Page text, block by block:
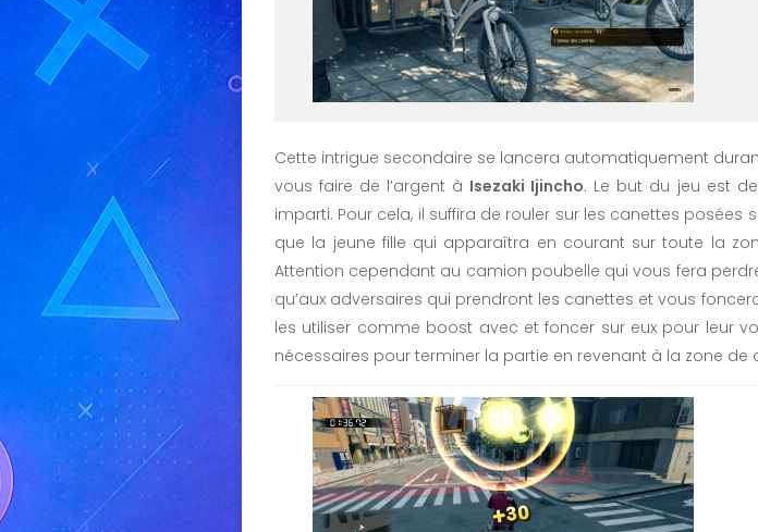
Cette intrigue secondaire se lancera automatiquement
vous faire de l’argent à Isezaki Ijincho. Le but du jeu est
imparti. Pour cela, il suffira de rouler sur les canettes
que la jeune fille qui apparaîtra en courant sur toute la
Attention cependant au camion poubelle qui vous fera
qu’aux adversaires qui prendront les canettes et vous
les utiliser comme boost avec et foncer sur eux pour leur
nécessaires pour terminer la partie en revenant à la zone de